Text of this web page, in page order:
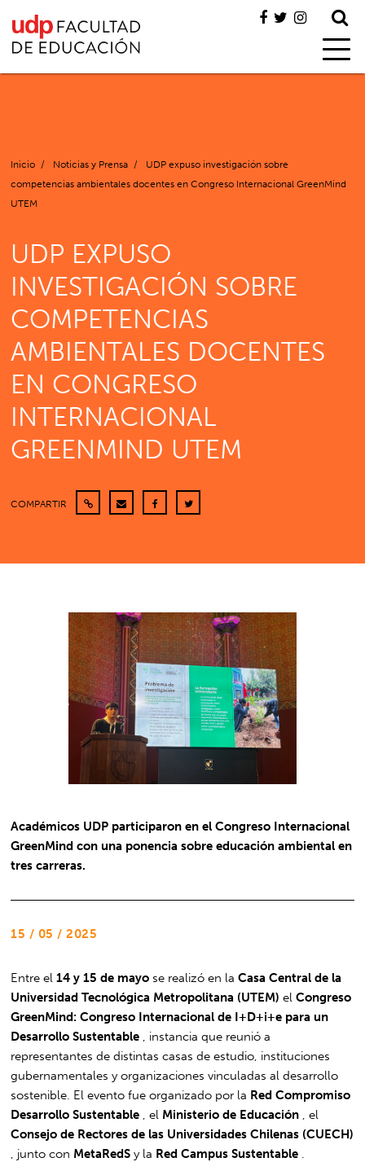
Inicio / Noticias y Prensa /
UDP expuso investigación sobre
competencias ambientales docentes en Congreso Internacional GreenMind
UTEM
UDP EXPUSO
INVESTIGACIÓN SOBRE
COMPETENCIAS
AMBIENTALES DOCENTES
EN CONGRESO
INTERNACIONAL
GREENMIND UTEM
COMPARTIR
Académicos UDP participaron en el Congreso Internacional
GreenMind con una ponencia sobre educación ambiental en
tres carreras.
15 / 05 / 2025
Entre el14 y 15 de mayo se realizó en laCasa Central de la
Universidad Tecnológica Metropolitana (UTEM) elCongreso
GreenMind: Congreso Internacional de I+D+i+e para un
Desarrollo Sustentable , instancia que reunió a
representantes de distintas casas de estudio, instituciones
gubernamentales y organizaciones vinculadas al desarrollo
sostenible. El evento fue organizado por la Red Compromiso
Desarrollo Sustentable , el Ministerio de Educación , el
Consejo de Rectores de las Universidades Chilenas (CUECH)
, junto con MetaRedS y la Red Campus Sustentable